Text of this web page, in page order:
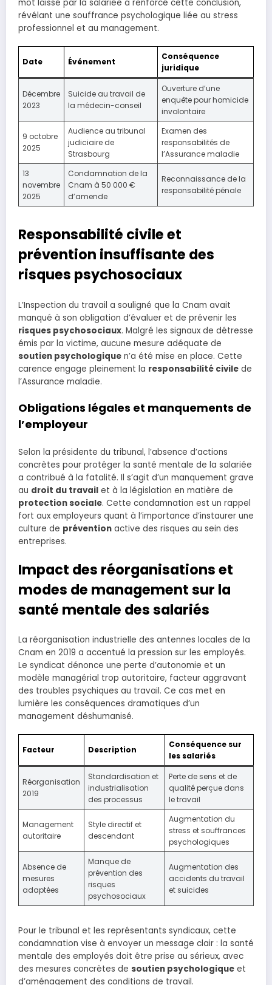
mot laissé par la salariée a renforcé cette conclusion,
révélant une souffrance psychologique liée au stress
professionnel et au management.
Date Événement
Conséquence
juridique
Décembre
2023
Suicide au travail de
la médecin-conseil
Ouverture d’une
enquête pour homicide
involontaire
9 octobre
2025
Audience au tribunal
judiciaire de
Strasbourg
Examen des
responsabilités de
l’Assurance maladie
13
novembre
2025
Condamnation de la
Cnam à 50 000 €
d’amende
Reconnaissance de la
responsabilité pénale
Responsabilité civile et
prévention insuffisante des
risques psychosociaux
L’Inspection du travail a souligné que la Cnam avait
manqué à son obligation d’évaluer et de prévenir les
risques psychosociaux. Malgré les signaux de détresse
émis par la victime, aucune mesure adéquate de
soutien psychologique n’a été mise en place. Cette
carence engage pleinement la responsabilité civile de
l’Assurance maladie.
Obligations légales et manquements de
l’employeur
Selon la présidente du tribunal, l’absence d’actions
concrètes pour protéger la santé mentale de la salariée
a contribué à la fatalité. Il s’agit d’un manquement grave
au droit du travail et à la législation en matière de
protection sociale. Cette condamnation est un rappel
fort aux employeurs quant à l’importance d’instaurer une
culture de prévention active des risques au sein des
entreprises.
Impact des réorganisations et
modes de management sur la
santé mentale des salariés
La réorganisation industrielle des antennes locales de la
Cnam en 2019 a accentué la pression sur les employés.
Le syndicat dénonce une perte d’autonomie et un
modèle managérial trop autoritaire, facteur aggravant
des troubles psychiques au travail. Ce cas met en
lumière les conséquences dramatiques d’un
management déshumanisé.
Facteur Description
Conséquence sur
les salariés
Réorganisation
2019
Standardisation et
industrialisation
des processus
Perte de sens et de
qualité perçue dans
le travail
Management
autoritaire
Style directif et
descendant
Augmentation du
stress et souffrances
psychologiques
Absence de
mesures
adaptées
Manque de
prévention des
risques
psychosociaux
Augmentation des
accidents du travail
et suicides
Pour le tribunal et les représentants syndicaux, cette
condamnation vise à envoyer un message clair : la santé
mentale des employés doit être prise au sérieux, avec
des mesures concrètes de soutien psychologique et
d’aménagement des conditions de travail.